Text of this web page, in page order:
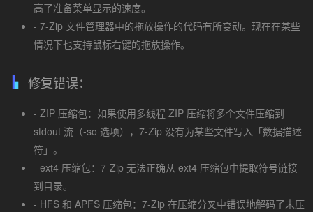
高了准备菜单显示的速度。
- 7-Zip 文件管理器中的拖放操作的代码有所变动。现在在某些
情况下也支持鼠标右键的拖放操作。
修复错误：
- ZIP 压缩包：如果使用多线程 ZIP 压缩将多个文件压缩到
stdout 流（-so 选项），7-Zip 没有为某些文件写入「数据描述
符」。
- ext4 压缩包：7-Zip 无法正确从 ext4 压缩包中提取符号链接
到目录。
- HFS 和 APFS 压缩包：7-Zip 在压缩分叉中错误地解码了未压